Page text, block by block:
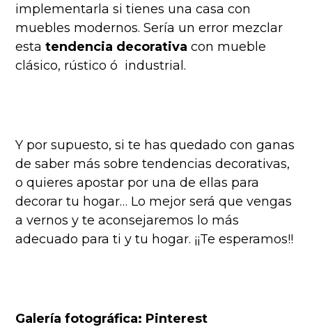
implementarla si tienes una casa con
muebles modernos. Sería un error mezclar
estatendencia decorativa con mueble
clásico, rústico ó industrial.
Y por supuesto, si te has quedado con ganas
de saber más sobre tendencias decorativas,
o quieres apostar por una de ellas para
decorar tu hogar… Lo mejor será que vengas
a vernos y te aconsejaremos lo más
adecuado para ti y tu hogar. ¡¡Te esperamos!!
Galería fotográfica: Pinterest